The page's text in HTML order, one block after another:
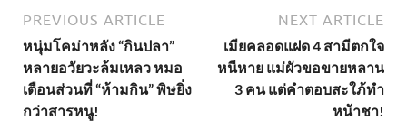
PREVIOUS ARTICLE
หนุ่มโคม่าหลัง “กินปลา”
หลายอวัยวะล้มเหลว หมอ
เตือนส่วนที่ “ห้ามกิน” พิษยิ่ง
กว่าสารหนู!
NEXT ARTICLE
เมียคลอดแฝด 4 สามีตกใจ
หนีหาย แม่ผัวขอขายหลาน
3 คน แต่คำตอบสะใภ้ทำ
หน้าชา!